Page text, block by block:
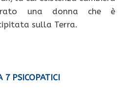
una donna che è
sulla Terra.
7 PSICOPATICI